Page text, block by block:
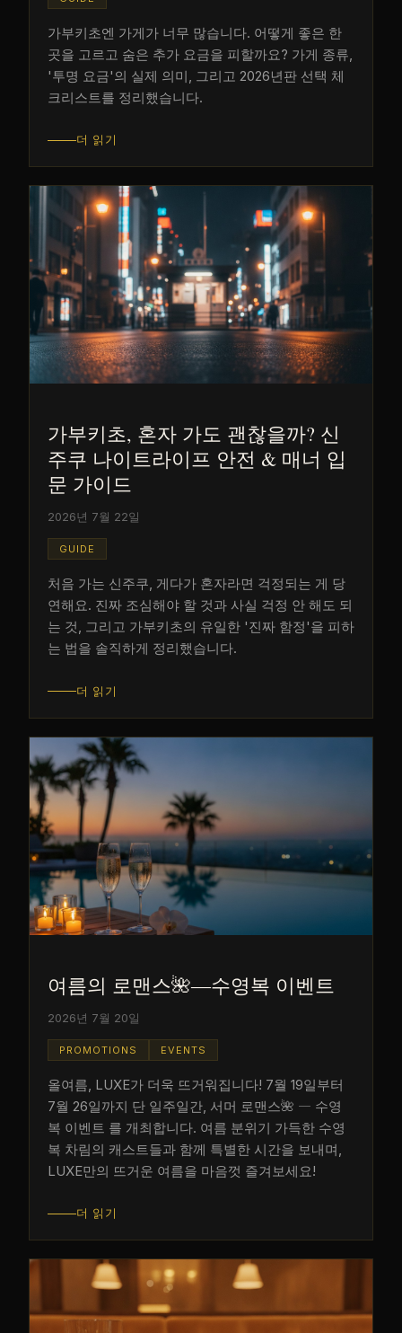
가부키초엔 가게가 너무 많습니다. 어떻게 좋은 한
곳을 고르고 숨은 추가 요금을 피할까요? 가게 종류,
'투명 요금'의 실제 의미, 그리고 2026년판 선택 체
크리스트를 정리했습니다.
더 읽기
가부키초, 혼자 가도 괜찮을까? 신
주쿠 나이트라이프 안전 & 매너 입
문 가이드
2026년 7월 22일
GUIDE
처음 가는 신주쿠, 게다가 혼자라면 걱정되는 게 당
연해요. 진짜 조심해야 할 것과 사실 걱정 안 해도 되
는 것, 그리고 가부키초의 유일한 '진짜 함정'을 피하
는 법을 솔직하게 정리했습니다.
더 읽기
여름의 로맨스🌺―수영복 이벤트
2026년 7월 20일
PROMOTIONS EVENTS
올여름, LUXE가 더욱 뜨거워집니다! 7월 19일부터
7월 26일까지 단 일주일간, 서머 로맨스🌺 ― 수영
복 이벤트 를 개최합니다. 여름 분위기 가득한 수영
복 차림의 캐스트들과 함께 특별한 시간을 보내며,
LUXE만의 뜨거운 여름을 마음껏 즐겨보세요!
더 읽기